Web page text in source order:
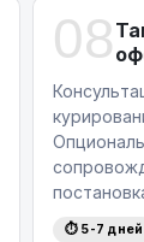
08
⏱ 5-7 дней